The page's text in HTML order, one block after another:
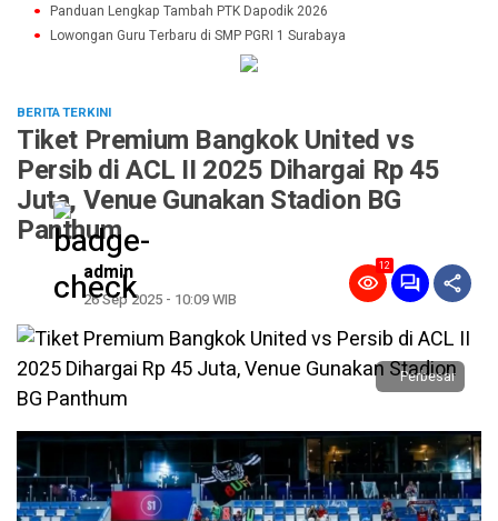
Panduan Lengkap Tambah PTK Dapodik 2026
Lowongan Guru Terbaru di SMP PGRI 1 Surabaya
BERITA TERKINI
Tiket Premium Bangkok United vs
Persib di ACL II 2025 Dihargai Rp 45
Juta, Venue Gunakan Stadion BG
Panthum
admin
26 Sep 2025 - 10:09 WIB
12
Perbesar